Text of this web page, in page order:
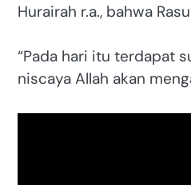
“Pada hari itu terdapat
niscaya Allah akan